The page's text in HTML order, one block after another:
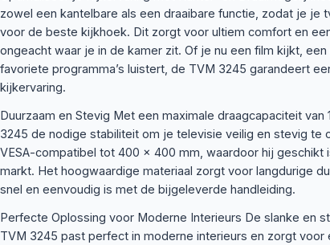
zowel een kantelbare als een draaibare functie, zodat je je
voor de beste kijkhoek. Dit zorgt voor ultiem comfort en
ongeacht waar je in de kamer zit. Of je nu een film kijkt,
favoriete programma’s luistert, de TVM 3245 garandeert
kijkervaring.
Duurzaam en Stevig Met een maximale draagcapaciteit van
3245 de nodige stabiliteit om je televisie veilig en stevig te
VESA-compatibel tot 400 x 400 mm, waardoor hij geschikt
markt. Het hoogwaardige materiaal zorgt voor langdurige
snel en eenvoudig is met de bijgeleverde handleiding.
Perfecte Oplossing voor Moderne Interieurs De slanke en
TVM 3245 past perfect in moderne interieurs en zorgt voor